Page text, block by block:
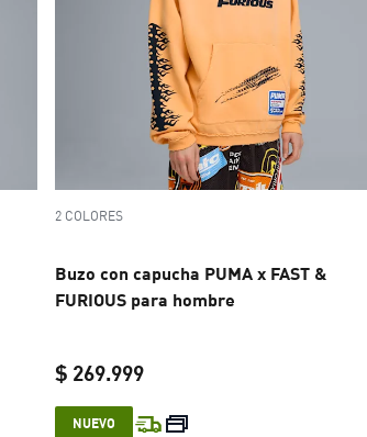
2 COLORES
Buzo con capucha PUMA x FAST &
FURIOUS para hombre
$ 269.999
current price $ 269.999
NUEVO